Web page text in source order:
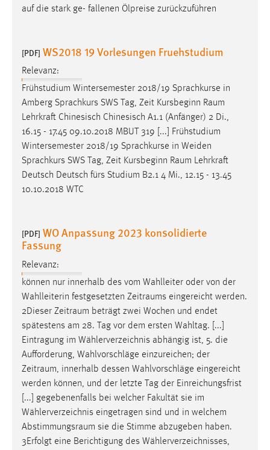
auf die stark ge- fallenen Ölpreise zurückzuführen
[PDF] WS2018 19 Vorlesungen Fruehstudium
Relevanz:
Frühstudium Wintersemester 2018/19 Sprachkurse in
Amberg Sprachkurs SWS Tag, Zeit Kursbeginn Raum
Lehrkraft Chinesisch Chinesisch A1.1 (Anfänger) 2 Di.,
16.15 - 17.45 09.10.2018 MBUT 319 [...] Frühstudium
Wintersemester 2018/19 Sprachkurse in Weiden
Sprachkurs SWS Tag, Zeit Kursbeginn Raum Lehrkraft
Deutsch Deutsch fürs Studium B2.1 4 Mi., 12.15 - 13.45
10.10.2018 WTC
[PDF] WO Anpassung 2023 konsolidierte
Fassung
Relevanz:
können nur innerhalb des vom Wahlleiter oder von der
Wahlleiterin festgesetzten Zeitraums eingereicht werden.
2Dieser Zeitraum beträgt zwei Wochen und endet
spätestens am 28. Tag vor dem ersten Wahltag. [...]
Eintragung im Wählerverzeichnis abhängig ist, 5. die
Aufforderung, Wahlvorschläge einzureichen; der
Zeitraum, innerhalb dessen Wahlvorschläge eingereicht
werden können, und der letzte Tag der Einreichungsfrist
[...] gegebenenfalls bei welcher Fakultät sie im
Wählerverzeichnis eingetragen sind und in welchem
Abstimmungsraum sie die Stimme abzugeben haben.
3Erfolgt eine Berichtigung des Wählerverzeichnisses,
Conversion-Tracking
3 Monate
Facebook Pixel
Name:
_fbp
Anbieter:
Facebook
Zweck:
Conversion-Tracking
EXTERNE MEDIEN
Um Inhalte von Videoplattformen und Social Media
Plattformen anzeigen zu können, werden von diesen
externen Medien Cookies gesetzt.
YouTube
Vimeo